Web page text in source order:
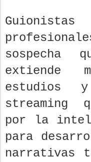
sospecha
extiende
estudios
streaming
por la
para
narrativas